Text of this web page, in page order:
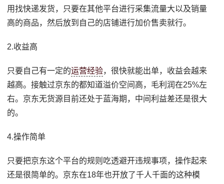
用找快递发货，只要在其他平台进行采集流量大以及销量
高的商品，然后放到自己的店铺进行加价售卖就行。
2.收益高
只要自己有一定的运营经验，很快就能出单，收益会越来
越高。接触过京东的都知道溢价空间高，毛利润在25%左
右。京东无货源目前还处于蓝海期，中间利益差还是很大
的。
4.操作简单
只要把京东这个平台的规则吃透避开违规事项，操作起来
还是很简单的。京东在18年也开放了千人千面的这种模